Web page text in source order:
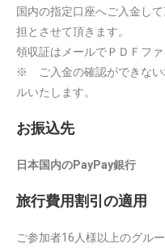
国内の指定口座へご入金し
担とさせて頂きます。
領収証はメールでＰＤＦファ
※ ご入金の確認ができない
ルいたします。
お振込先
日本国内のPayPay銀行
旅行費用割引の適用
ご参加者16人様以上のグル